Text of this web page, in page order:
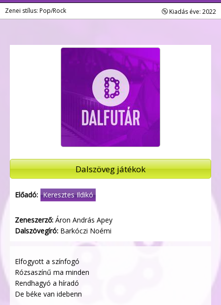
Zenei stílus: Pop/Rock Kiadás éve: 2022
Dalszöveg játékok
Előadó: Keresztes Ildikó
Zeneszerző: Áron András Apey
Dalszövegíró: Barkóczi Noémi
Elfogyott a színfogó
Rózsaszínű ma minden
Rendhagyó a híradó
De béke van idebenn